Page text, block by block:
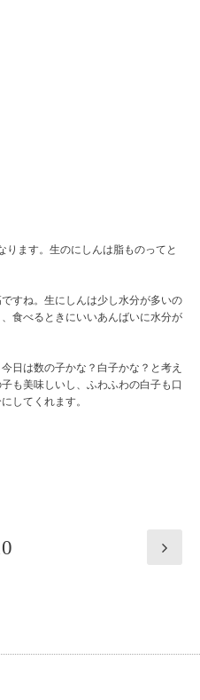
ります。生のにしんは脂ものってと
すね。生にしんは少し水分が多いの
食べるときにいいあんばいに水分が
日は数の子かな？白子かな？と考え
も美味しいし、ふわふわの白子も口
してくれます。